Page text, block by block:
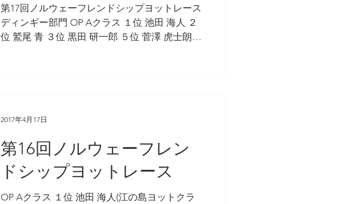
第17回ノルウェーフレンドシップヨットレース
ディンギー部門 OP Aクラス １位 池田 海人 ２
位 鷲尾 青 ３位 黒田 研一郎 ５位 菅澤 虎士朗
第16回ノルウェーフレン
ドシップヨットレース
OP Aクラス １位 池田 海人(江の島ヨットクラ
2017年4月17日